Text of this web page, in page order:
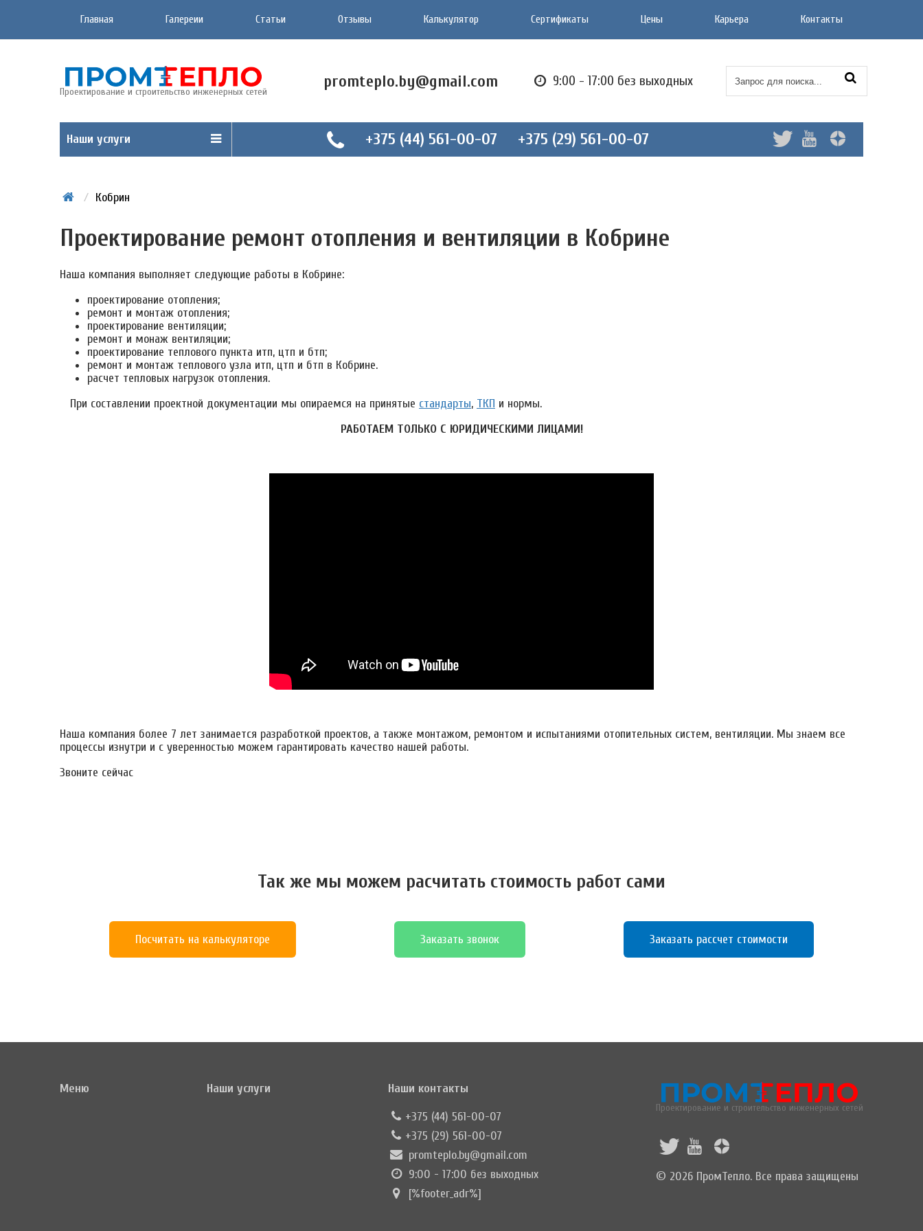
Главная Галереии Статьи Отзывы Калькулятор Сертификаты Цены Карьера Контакты
Проектирование и строительство инженерных сетей
promteplo.by@gmail.com 9:00 - 17:00 без выходных
Наши услуги +375 (44) 561-00-07 +375 (29) 561-00-07
/ Кобрин
Проектирование ремонт отопления и вентиляции в Кобрине
Наша компания выполняет следующие работы в Кобрине:
проектирование отопления;
ремонт и монтаж отопления;
проектирование вентиляции;
ремонт и монаж вентиляции;
проектирование теплового пункта итп, цтп и бтп;
ремонт и монтаж теплового узла итп, цтп и бтп в Кобрине.
расчет тепловых нагрузок отопления.
При составлении проектной документации мы опираемся на принятые стандарты, ТКП и нормы.
РАБОТАЕМ ТОЛЬКО С ЮРИДИЧЕСКИМИ ЛИЦАМИ!
Наша компания более 7 лет занимается разработкой проектов, а также монтажом, ремонтом и испытаниями отопительных систем, вентиляции. Мы знаем все
процессы изнутри и с уверенностью можем гарантировать качество нашей работы.
Звоните сейчас
Так же мы можем расчитать стоимость работ сами
Посчитать на калькуляторе Заказать звонок Заказать рассчет стоимости
Меню Наши услуги
Наши контакты
+375 (44) 561-00-07
+375 (29) 561-00-07
promteplo.by@gmail.com
9:00 - 17:00 без выходных
[%footer_adr%]
Проектирование и строительство инженерных сетей
© 2026 ПромТепло. Все права защищены